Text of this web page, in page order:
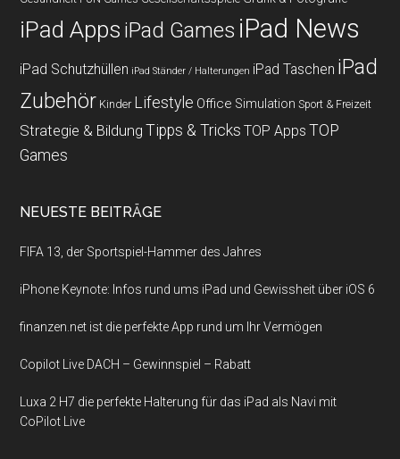
iPad Apps iPad Games iPad News
iPad Schutzhüllen iPad Ständer / Halterungen iPad Taschen iPad
Zubehör Kinder Lifestyle Office Simulation Sport & Freizeit
Strategie & Bildung Tipps & Tricks TOP Apps TOP
Games
NEUESTE BEITRÄGE
FIFA 13, der Sportspiel-Hammer des Jahres
iPhone Keynote: Infos rund ums iPad und Gewissheit über iOS 6
finanzen.net ist die perfekte App rund um Ihr Vermögen
Copilot Live DACH – Gewinnspiel – Rabatt
Luxa 2 H7 die perfekte Halterung für das iPad als Navi mit
CoPilot Live